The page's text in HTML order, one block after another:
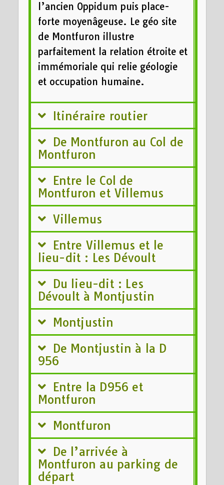
l’ancien Oppidum puis place-
forte moyenâgeuse. Le géo site
de Montfuron illustre
parfaitement la relation étroite et
immémoriale qui relie géologie
et occupation humaine.
Itinéraire routier
De Montfuron au Col de
Montfuron
Entre le Col de
Montfuron et Villemus
Villemus
Entre Villemus et le
lieu-dit : Les Dévoult
Du lieu-dit : Les
Dévoult à Montjustin
Montjustin
De Montjustin à la D
956
Entre la D956 et
Montfuron
Montfuron
De l’arrivée à
Montfuron au parking de
départ